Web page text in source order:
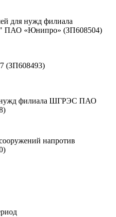
для нужд филиала
ПАО «Юнипро» (ЗП608504)
(ЗП608493)
филиала ШГРЭС ПАО
напротив